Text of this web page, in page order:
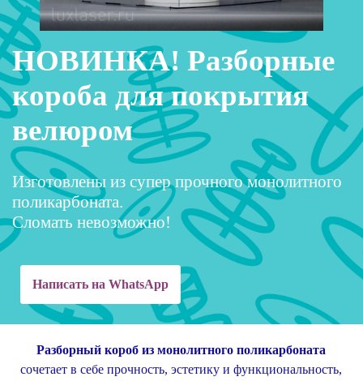
НОВИНКА! Разборные
короба для покрытия
велюром
Изготовлены из супер прочного монолитного
поликарбоната.
Сломать невозможно!
Написать на WhatsApp
Разборный короб из монолитного поликарбоната
сочетает в себе прочность, эстетику и функциональность,